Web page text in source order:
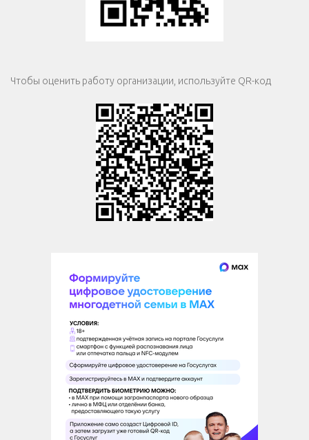
Чтобы оценить работу организации, используйте QR-код